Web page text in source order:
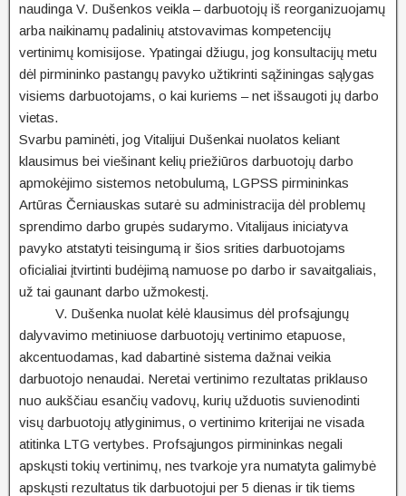
naudinga V. Dušenkos veikla – darbuotojų iš reorganizuojamų
arba naikinamų padalinių atstovavimas kompetencijų
vertinimų komisijose. Ypatingai džiugu, jog konsultacijų metu
dėl pirmininko pastangų pavyko užtikrinti sąžiningas sąlygas
visiems darbuotojams, o kai kuriems – net išsaugoti jų darbo
vietas.
Svarbu paminėti, jog Vitalijui Dušenkai nuolatos keliant
klausimus bei viešinant kelių priežiūros darbuotojų darbo
apmokėjimo sistemos netobulumą, LGPSS pirmininkas
Artūras Černiauskas sutarė su administracija dėl problemų
sprendimo darbo grupės sudarymo. Vitalijaus iniciatyva
pavyko atstatyti teisingumą ir šios srities darbuotojams
oficialiai įtvirtinti budėjimą namuose po darbo ir savaitgaliais,
už tai gaunant darbo užmokestį.
V. Dušenka nuolat kėlė klausimus dėl profsąjungų
dalyvavimo metiniuose darbuotojų vertinimo etapuose,
akcentuodamas, kad dabartinė sistema dažnai veikia
darbuotojo nenaudai. Neretai vertinimo rezultatas priklauso
nuo aukščiau esančių vadovų, kurių užduotis suvienodinti
visų darbuotojų atlyginimus, o vertinimo kriterijai ne visada
atitinka LTG vertybes. Profsąjungos pirmininkas negali
apskųsti tokių vertinimų, nes tvarkoje yra numatyta galimybė
apskųsti rezultatus tik darbuotojui per 5 dienas ir tik tiems